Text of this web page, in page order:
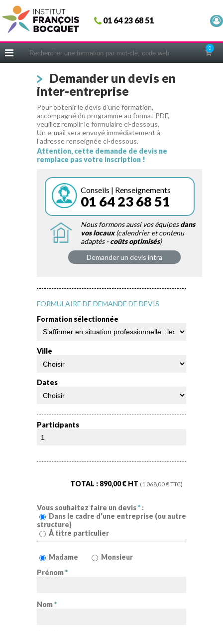
01 64 23 68 51
0
Fermer
ACCUEIL
CERIFICATIONS
INTRAS | SUR-MESURE
COACHING
EN PRATIQUE
NOUS CONNAÎTRE
CONSEILS MICRO-COACHING
WEBINAIRES
QUESTIONNAIRE GRATUIT
Demander un devis en
inter-entreprise
Pour obtenir le devis d'une formation,
accompagné du programme au format PDF,
veuillez remplir le formulaire ci-dessous.
Un e-mail sera envoyé immédiatement à
l'adresse renseignée ci-dessous.
Attention, cette demande de devis ne
remplace pas votre inscription !
Conseils | Renseignements
01 64 23 68 51
Nous formons aussi vos équipesdans
vos locaux(calendrier et contenu
adaptés -coûts optimisés)
Demander un devis intra
FORMULAIRE DE DEMANDE DE DEVIS
Formation sélectionnée
Ville
Dates
Participants
TOTAL : 890,00€ HT ( 1 068,00€ TTC)
Vous souhaitez faire un devis* :
Dans le cadre d'une entreprise (ou autre
structure)
À titre particulier
Madame
Monsieur
Prénom*
Nom*